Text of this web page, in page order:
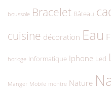
boussole Bracelet Bâteau
cuisine décoration Eau
horloge Informatique Iphone Led
Manger Mobile montre Nature